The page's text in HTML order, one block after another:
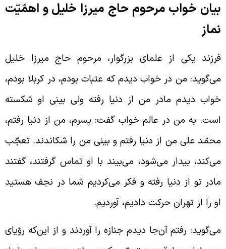
خواب مرحوم حاج میرزا خلیل و اهمّیّت
یکی از علمای بزرگوار، مرحوم حاج میرزا خلیل
من در خواب دیدم که عتبات بودم، در کربلا بودم،
دیدم مادر من از دنیا رفته ولی بینی او شکسته
به من در عالم خواب گفت: پسرم، من از دنیا رفتم،
علی من از دنیا رفتم و بینی من را شکاندند. تعجّب
بیدار می‌شود، می‌بیند با او تماس گرفتند، گفتند
تو از دنیا رفته و فکر می‌کردیم شما در نجف هستید
را از تهران حرکت دادیم، آوردیم.
رفتم آن‌جا دیدم جنازه را آوردند و از این‌که رؤیای